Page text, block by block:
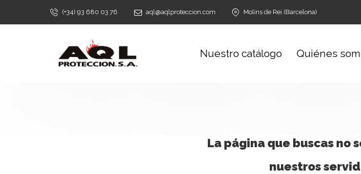
(+34) 93 680 03 76 aql@aqlproteccion.com Molins de Rei (Barcelona)
Nuestro catálogo Quiénes
La página que buscas no
nuestros